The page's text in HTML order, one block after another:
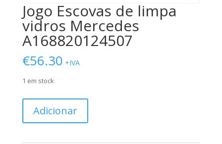
Jogo Escovas de limpa
vidros Mercedes
A168820124507
€56.30 +IVA
1 em stock
Adicionar